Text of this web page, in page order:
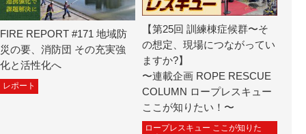
FIRE REPORT #171 地域防
災の要、消防団 その充実強
化と活性化へ
レポート
【第25回 訓練棟症候群〜そ
の想定、現場につながってい
ますか?】
〜連載企画 ROPE RESCUE
COLUMN ロープレスキュー
ここが知りたい！〜
ロープレスキュー ここが知りた